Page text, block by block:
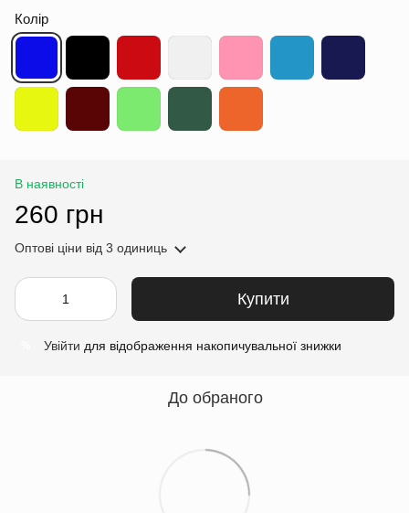
Колір
В наявності
260 грн
Оптові ціни від 3 одиниць
Купити
Увійти для відображення накопичувальної знижки
До обраного